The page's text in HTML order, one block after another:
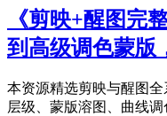
《剪映+醒图完
到高级调色蒙版
本资源精选剪映与醒图
层级、蒙版溶图、曲线调